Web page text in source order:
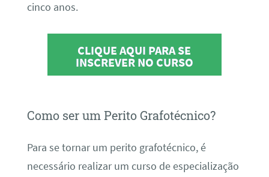
cinco anos.
CLIQUE AQUI PARA SE
INSCREVER NO CURSO
Como ser um Perito Grafotécnico?
Para se tornar um perito grafotécnico, é
necessário realizar um curso de especialização